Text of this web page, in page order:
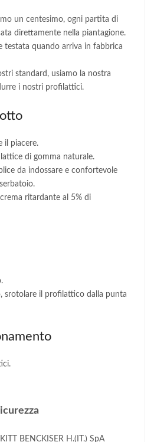
un centesimo, ogni partita di
direttamente nella piantagione.
testata quando arriva in fabbrica
standard, usiamo la nostra
i nostri profilattici.
il piacere.
di gomma naturale.
da indossare e confortevole
.
ritardante al 5% di
srotolare il profilattico dalla punta
BENCKISER H.(IT.) SpA